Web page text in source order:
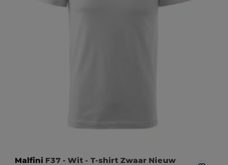
Malfini F37 - Wit - T-shirt Zwaar Nieuw